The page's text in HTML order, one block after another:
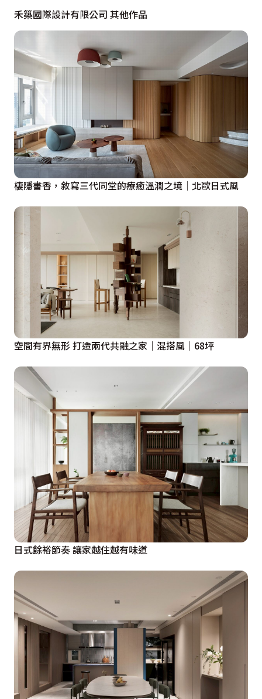
禾築國際設計有限公司 其他作品
棲隱書香，敘寫三代同堂的療癒溫潤之境│北歐日式風
空間有界無形 打造兩代共融之家｜混搭風｜68坪
日式餘裕節奏 讓家越住越有味道